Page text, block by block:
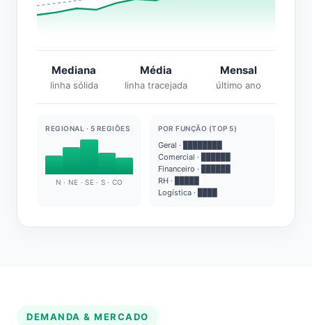
Mediana
linha sólida
Média
linha tracejada
Mensal
último ano
REGIONAL · 5 REGIÕES
N · NE · SE · S · CO
POR FUNÇÃO (TOP 5)
Geral · ████████
Comercial · ██████
Financeiro · ██████
RH · █████
Logística · ████
DEMANDA & MERCADO